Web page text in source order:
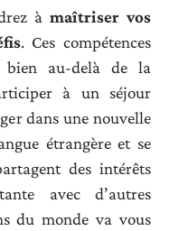
àmaîtriser vos
. Ces compétences
bien au-delà de la
à un séjour
dans une nouvelle
étrangère et se
des intérêts
avec d’autres
du monde va vous